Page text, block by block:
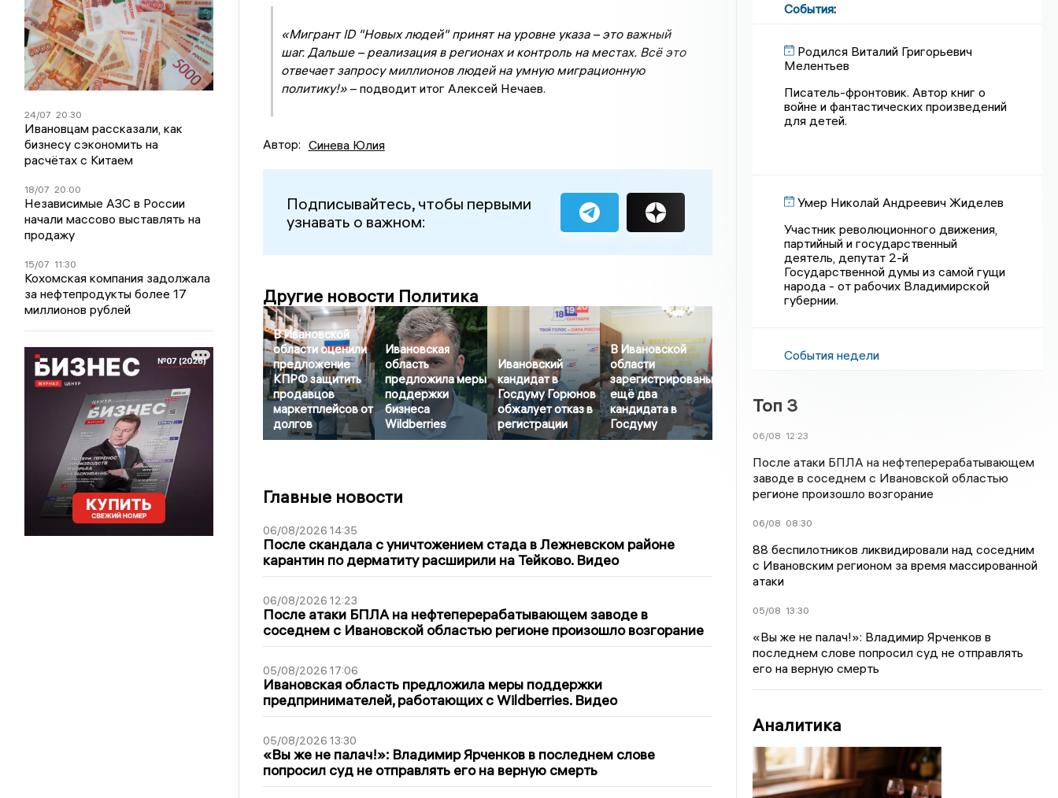
24/07 20:30
Ивановцам рассказали, как
бизнесу сэкономить на
расчётах с Китаем
18/07 20:00
Независимые АЗС в России
начали массово выставлять на
продажу
15/07 11:30
Кохомская компания задолжала
за нефтепродукты более 17
миллионов рублей
«Мигрант ID "Новых людей" принят на уровне указа – это важный
шаг. Дальше – реализация в регионах и контроль на местах. Всё это
отвечает запросу миллионов людей на умную миграционную
политику!»– подводит итог Алексей Нечаев.
Автор: Синева Юлия
Подписывайтесь, чтобы первыми
узнавать о важном:
Другие новости Политика
В Ивановской
области оценили
предложение
КПРФ защитить
продавцов
маркетплейсов от
долгов
Ивановская
область
предложила меры
поддержки
бизнеса
Wildberries
Ивановский
кандидат в
Госдуму Горюнов
обжалует отказ в
регистрации
В Ивановской
области
зарегистрированы
ещё два
кандидата в
Госдуму
Главные новости
06/08/2026 14:35
После скандала с уничтожением стада в Лежневском районе
карантин по дерматиту расширили на Тейково. Видео
06/08/2026 12:23
После атаки БПЛА на нефтеперерабатывающем заводе в
соседнем с Ивановской областью регионе произошло возгорание
05/08/2026 17:06
Ивановская область предложила меры поддержки
предпринимателей, работающих с Wildberries. Видео
05/08/2026 13:30
«Вы же не палач!»: Владимир Ярченков в последнем слове
попросил суд не отправлять его на верную смерть
События:
Родился Виталий Григорьевич
Мелентьев
Писатель-фронтовик. Автор книг о
войне и фантастических произведений
для детей.
Умер Николай Андреевич Жиделев
Участник революционного движения,
партийный и государственный
деятель, депутат 2-й
Государственной думы из самой гущи
народа - от рабочих Владимирской
губернии.
События недели
Топ 3
06/08 12:23
После атаки БПЛА на нефтеперерабатывающем
заводе в соседнем с Ивановской областью
регионе произошло возгорание
06/08 08:30
88 беспилотников ликвидировали над соседним
с Ивановским регионом за время массированной
атаки
05/08 13:30
«Вы же не палач!»: Владимир Ярченков в
последнем слове попросил суд не отправлять
его на верную смерть
Аналитика